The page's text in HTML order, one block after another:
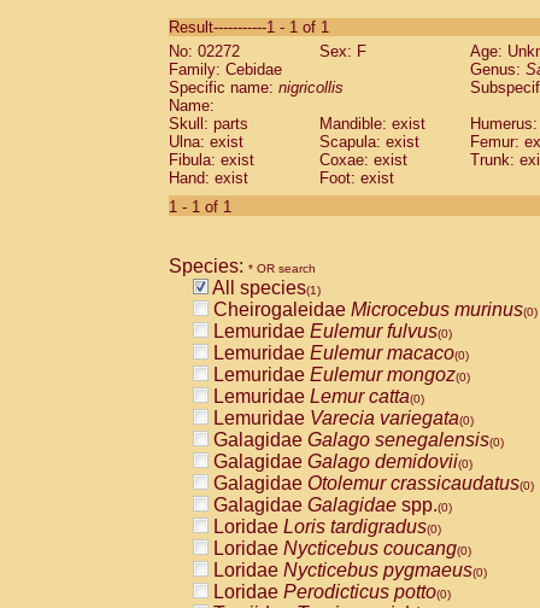
CebidaeSaguinus labiatus(0)
Cebidae Saguinus leucopus (0)
Cebidae
CebidaeSaguinus mystax
Cebidae Saguinus nigricollis (1)
Cebidae Saguinus oedipus
Cebidae Saguinus weddelli
Cebidae Saguinusspp.
Cebidae
CebidaeCebus capucinus
CebidaeCebus nigrivittatus
CebidaeCebus spp.(0)
CebidaeSaimiri boliviensis(0)
CebidaeSaimiri sciureus(0)
AtelidaeAlouatta caraya(0)
AtelidaeAlouatta fusca(0)
AtelidaeAlouatta seniculus(0)
AtelidaeAlouattaspp.(0)
AtelidaeAteles belzebuth(0)
AtelidaeAteles geoffroyi(0)
AtelidaeAteles paniscus(0)
AtelidaeAtelesspp.(0)
AtelidaeLagothrix lagothricha(0)
AtelidaeLagothrix lagothricha cana
PitheciidaeCacajao calvus
Result-----------1 - 1 of 1
No: 02272
Sex: F
Age:
Family: Cebidae
Genus:
Specific name: nigricollis
Name:
Skull: parts
Mandible: exist
Ulna: exist
Scapula: exist
Femur:
Fibula: exist
Coxae: exist
Trunk:
Hand: exist
Foot: exist
1 - 1 of 1
Species: * OR search
All species(1)
Cheirogaleidae Microcebus murinus(0)
Lemuridae Eulemur fulvus(0)
Lemuridae Eulemur macaco(0)
Lemuridae Eulemur mongoz(0)
Lemuridae Lemur catta(0)
Lemuridae Varecia variegata(0)
Galagidae Galago senegalensis(0)
Galagidae Galago demidovii(0)
Galagidae Otolemur crassicaudatus(0)
Galagidae Galagidae spp.(0)
Loridae Loris tardigradus(0)
Loridae Nycticebus coucang(0)
Loridae Nycticebus pygmaeus(0)
Loridae Perodicticus potto(0)